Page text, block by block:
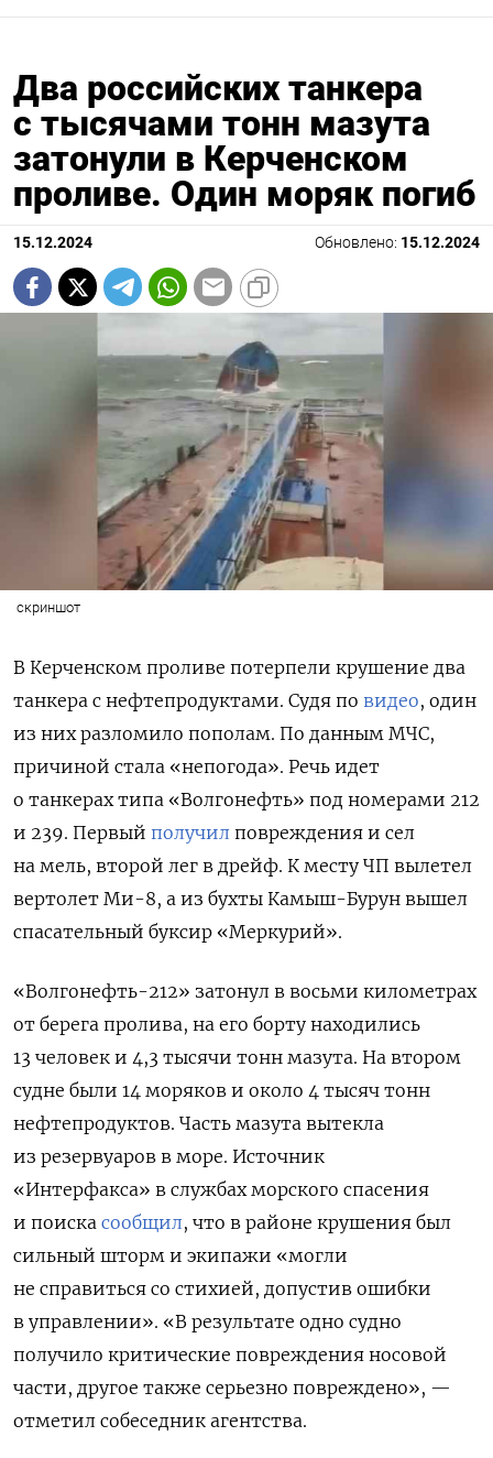
Два российских танкера
с тысячами тонн мазута
затонули в Керченском
проливе. Один моряк погиб
15.12.2024 Обновлено: 15.12.2024
скриншот
В Керченском проливе потерпели крушение два
танкера с нефтепродуктами. Судя по видео, один
из них разломило пополам. По данным МЧС,
причиной стала «непогода». Речь идет
о танкерах типа «Волгонефть» под номерами 212
и 239. Первый получил повреждения и сел
на мель, второй лег в дрейф. К месту ЧП вылетел
вертолет Ми-8, а из бухты Камыш-Бурун вышел
спасательный буксир «Меркурий».
«Волгонефть-212» затонул в восьми километрах
от берега пролива, на его борту находились
13 человек и 4,3 тысячи тонн мазута. На втором
судне были 14 моряков и около 4 тысяч тонн
нефтепродуктов. Часть мазута вытекла
из резервуаров в море. Источник
«Интерфакса» в службах морского спасения
и поиска сообщил, что в районе крушения был
сильный шторм и экипажи «могли
не справиться со стихией, допустив ошибки
в управлении». «В результате одно судно
получило критические повреждения носовой
части, другое также серьезно повреждено», —
отметил собеседник агентства.